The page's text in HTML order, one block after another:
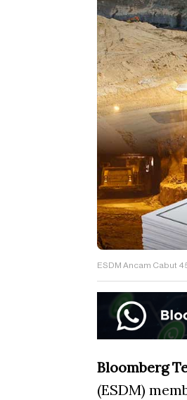
ESDM Ancam Cabut
Bloomberg
(ESDM)